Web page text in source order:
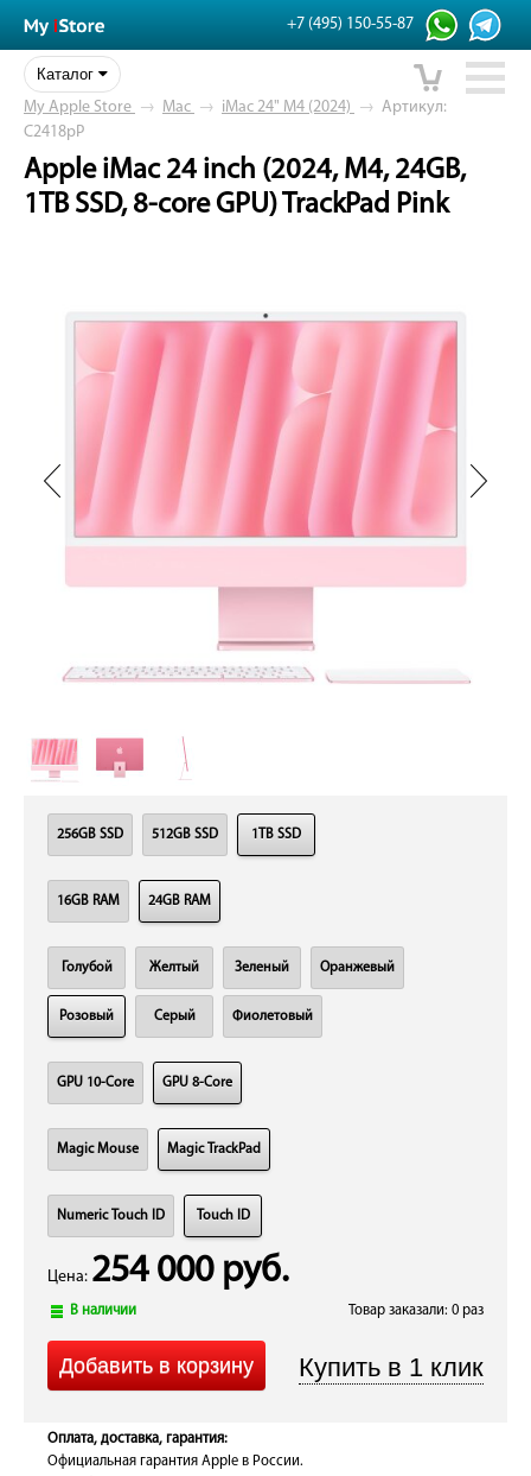
+7 (495) 150-55-87
Каталог
My Apple Store → Mac → iMac 24" M4 (2024) → Артикул:
C2418pP
Apple iMac 24 inch (2024, M4, 24GB,
1TB SSD, 8-core GPU) TrackPad Pink
256GB SSD 512GB SSD 1TB SSD
16GB RAM 24GB RAM
Голубой Желтый Зеленый Оранжевый
Розовый Серый Фиолетовый
GPU 10-Core GPU 8-Core
Magic Mouse Magic TrackPad
Numeric Touch ID Touch ID
Цена: 254 000 руб.
В наличии Товар заказали: 0 раз
Оплата, доставка, гарантия:
Официальная гарантия Apple в России.